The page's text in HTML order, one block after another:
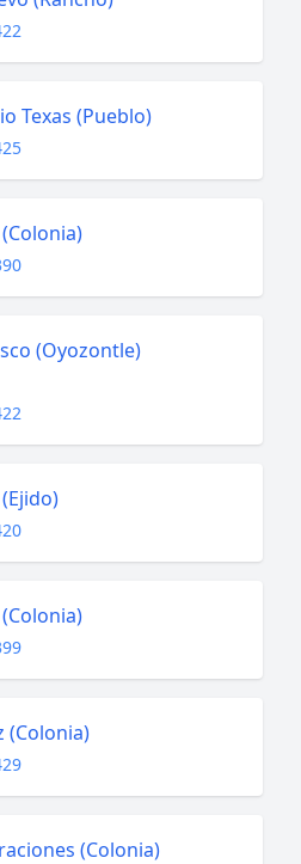
Texas (Pueblo)
(Oyozontle)
(Colonia)
(Colonia)